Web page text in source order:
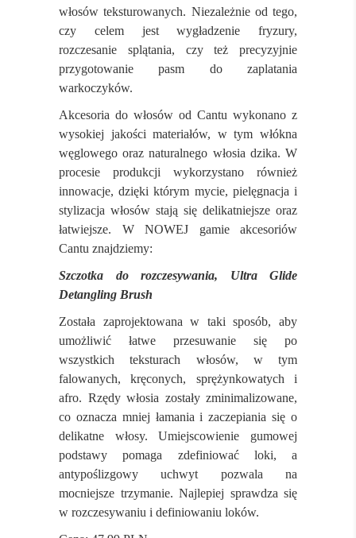
włosów teksturowanych. Niezależnie od tego,
czy celem jest wygładzenie fryzury,
rozczesanie splątania, czy też precyzyjnie
przygotowanie pasm do zaplatania
warkoczyków.
Akcesoria do włosów od Cantu wykonano z
wysokiej jakości materiałów, w tym włókna
węglowego oraz naturalnego włosia dzika. W
procesie produkcji wykorzystano również
innowacje, dzięki którym mycie, pielęgnacja i
stylizacja włosów stają się delikatniejsze oraz
łatwiejsze. W NOWEJ gamie akcesoriów
Cantu znajdziemy:
Szczotka do rozczesywania, Ultra Glide
Detangling Brush
Została zaprojektowana w taki sposób, aby
umożliwić łatwe przesuwanie się po
wszystkich teksturach włosów, w tym
falowanych, kręconych, sprężynkowatych i
afro. Rzędy włosia zostały zminimalizowane,
co oznacza mniej łamania i zaczepiania się o
delikatne włosy. Umiejscowienie gumowej
podstawy pomaga zdefiniować loki, a
antypoślizgowy uchwyt pozwala na
mocniejsze trzymanie. Najlepiej sprawdza się
w rozczesywaniu i definiowaniu loków.